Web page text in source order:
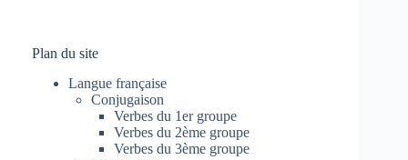
Plan du site
Langue française
Conjugaison
Verbes du 1er groupe
Verbes du 2ème groupe
Verbes du 3ème groupe